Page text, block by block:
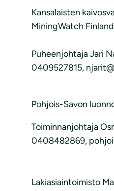
Kansalaisten
MiningWatch Finland
Puheenjohtaja Jari
0409527815,
Pohjois-Savon
Toiminnanjohtaja
0408482869,
Lakiasiaintoimisto